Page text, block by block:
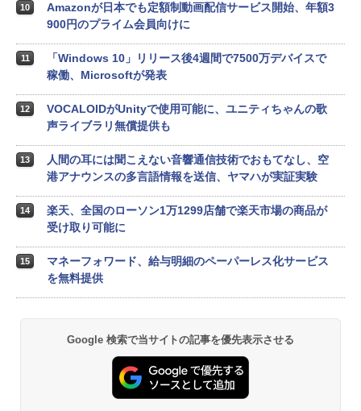
10
Amazonが日本でも定額制動画配信サービス開始、年額3
900円のプライム会員向けに
11
「Windows 10」リリース後4週間で7500万デバイスで
稼働、Microsoftが発表
12
VOCALOIDがUnityで使用可能に、ユニティちゃんの歌
声ライブラリ無償提供も
13
人間の耳には聞こえない音響通信技術でおもてなし、空
港アナウンスの多言語情報を送信、ヤマハが実証実験
14
楽天、全国のローソン1万1299店舗で楽天市場の商品が
受け取り可能に
15
マネーフォワード、給与明細のペーパーレス化サービス
を無料提供
Google 検索で当サイトの記事を優先表示させる